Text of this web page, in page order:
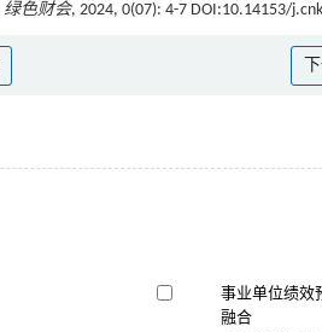
绿色财会, 2024, 0(07): 4-7 DOI:10.14153/